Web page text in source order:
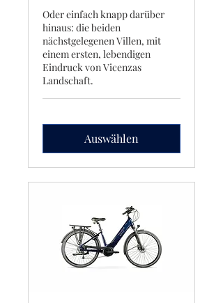
Oder einfach knapp darüber
hinaus: die beiden
nächstgelegenen Villen, mit
einem ersten, lebendigen
Eindruck von Vicenzas
Landschaft.
Auswählen